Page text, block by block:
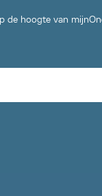
de hoogte van